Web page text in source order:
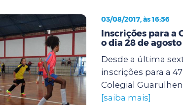
03/08/2017, às 16:56
Inscrições para a
o dia 28 de agosto
Desde a última
inscrições para a
Colegial
[saiba mais]